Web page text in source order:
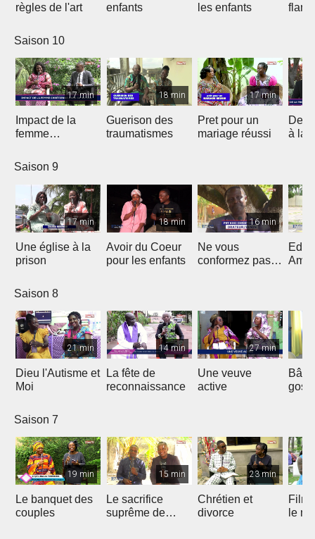
règles de l'art
enfants
les enfants
Saison 10
17 min
Impact de la
femme
sa Nation
18 min
Guerison des
traumatismes
17 min
Pret pour un
mariage réussi
De
à la
Saison 9
17 min
Une église à la
prison
18 min
Avoir du Coeur
pour les enfants
16 min
Ne vous
conformez pas
Saison 8
21 min
Dieu l'Autisme et
Moi
14 min
La fête de
reconnaissance
27 min
Une veuve
active
Bâtir
Saison 7
19 min
Le banquet des
couples
15 min
Le sacrifice
suprême de
23 min
Chrétien et
divorce
Film
le